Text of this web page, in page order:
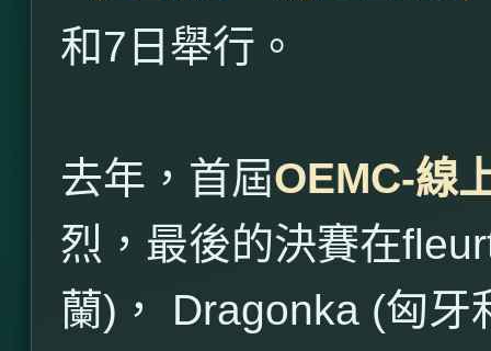
和7 日舉行。
去年，首屆OEMC-線
烈，最後的決賽在
蘭) ， Dragonka (匈牙